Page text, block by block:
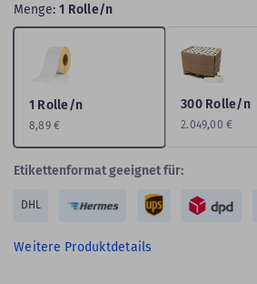
Etikettenformat geeignet für:
DHL
Menge:1 Rolle/n
1 Rolle/n
8,89 €
300 Rolle/n
2.049,00 €
Weitere Produktdetails